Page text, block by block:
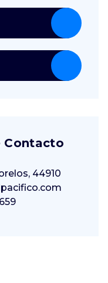
Contacto
44910